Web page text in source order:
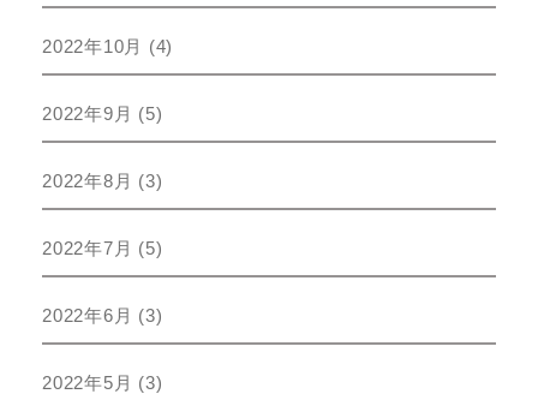
2022年10月 (4)
2022年9月 (5)
2022年8月 (3)
2022年7月 (5)
2022年6月 (3)
2022年5月 (3)